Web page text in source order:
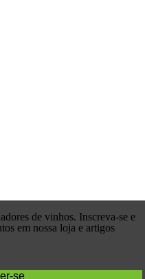
de vinhos. Inscreva-se e
em nossa loja e artigos